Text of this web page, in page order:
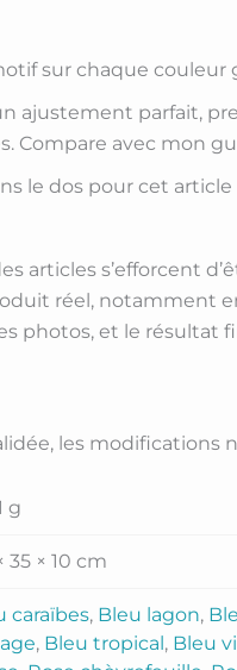
sur chaque couleur
ajustement parfait,
Compare avec mon
le dos pour cet article
articles s’efforcent
réel, notamment
photos, et le résultat
les modifications
g
35 × 10 cm
caraïbes, Bleu lagon,
, Bleu tropical, Bleu